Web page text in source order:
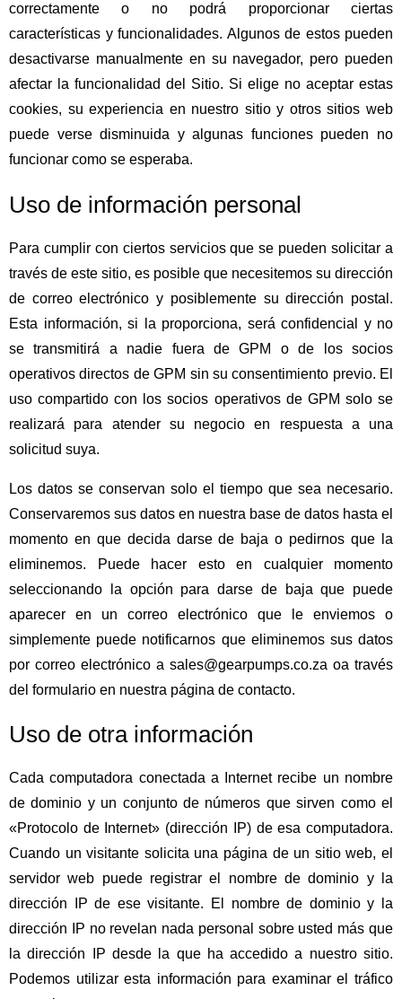
correctamente o no podrá proporcionar ciertas
características y funcionalidades. Algunos de estos pueden
desactivarse manualmente en su navegador, pero pueden
afectar la funcionalidad del Sitio. Si elige no aceptar estas
cookies, su experiencia en nuestro sitio y otros sitios web
puede verse disminuida y algunas funciones pueden no
funcionar como se esperaba.
Uso de información personal
Para cumplir con ciertos servicios que se pueden solicitar a
través de este sitio, es posible que necesitemos su dirección
de correo electrónico y posiblemente su dirección postal.
Esta información, si la proporciona, será confidencial y no
se transmitirá a nadie fuera de GPM o de los socios
operativos directos de GPM sin su consentimiento previo. El
uso compartido con los socios operativos de GPM solo se
realizará para atender su negocio en respuesta a una
solicitud suya.
Los datos se conservan solo el tiempo que sea necesario.
Conservaremos sus datos en nuestra base de datos hasta el
momento en que decida darse de baja o pedirnos que la
eliminemos. Puede hacer esto en cualquier momento
seleccionando la opción para darse de baja que puede
aparecer en un correo electrónico que le enviemos o
simplemente puede notificarnos que eliminemos sus datos
por correo electrónico a sales@gearpumps.co.za oa través
del formulario en nuestra página de contacto.
Uso de otra información
Cada computadora conectada a Internet recibe un nombre
de dominio y un conjunto de números que sirven como el
«Protocolo de Internet» (dirección IP) de esa computadora.
Cuando un visitante solicita una página de un sitio web, el
servidor web puede registrar el nombre de dominio y la
dirección IP de ese visitante. El nombre de dominio y la
dirección IP no revelan nada personal sobre usted más que
la dirección IP desde la que ha accedido a nuestro sitio.
Podemos utilizar esta información para examinar el tráfico